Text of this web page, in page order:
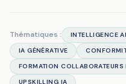
Thématiques :
INTELLIGENCE
IA GÉNÉRATIVE
FORMATION COLLABORATEURS
UPSKILLING IA